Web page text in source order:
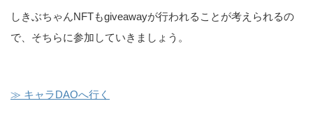
しきぶちゃんNFTもgiveawayが行われることが考えられるの
で、そちらに参加していきましょう。
≫ キャラDAOへ行く